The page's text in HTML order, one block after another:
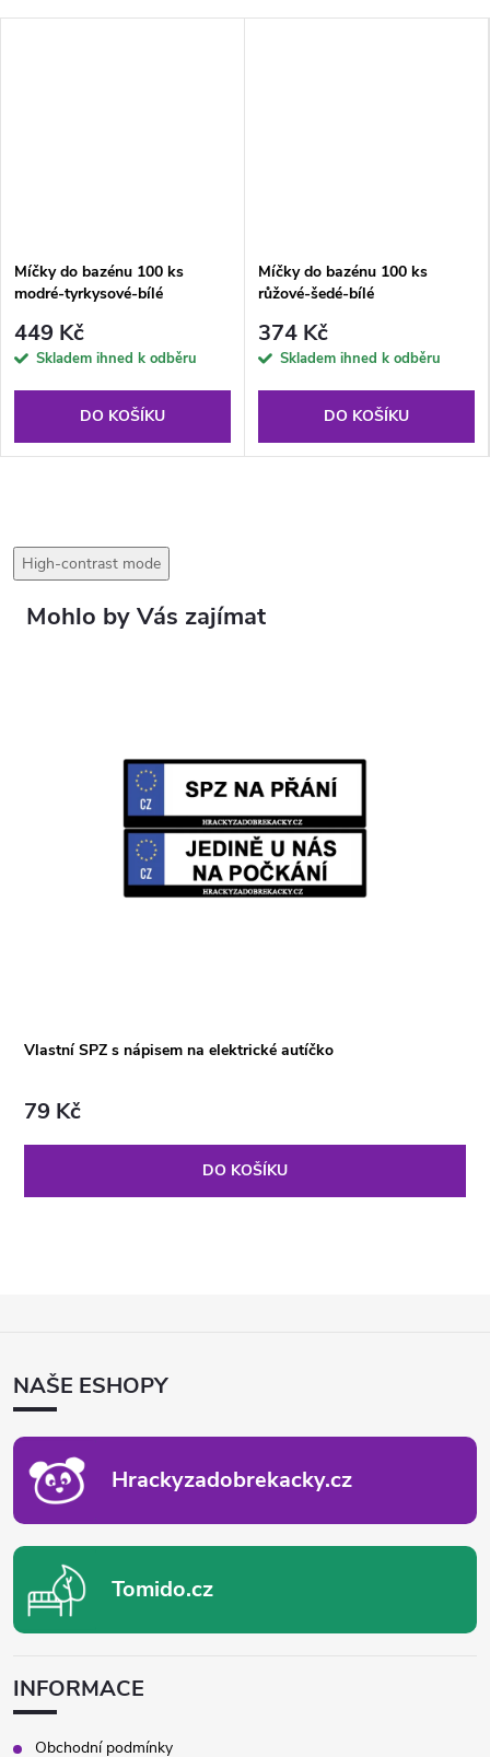
Míčky do bazénu 100 ks
modré-tyrkysové-bílé
449 Kč
Skladem ihned k odběru
DO KOŠÍKU
Míčky do bazénu 100 ks
růžové-šedé-bílé
374 Kč
Skladem ihned k odběru
DO KOŠÍKU
High-contrast mode
Vlastní SPZ s nápisem na elektrické autíčko
79 Kč
DO KOŠÍKU
ANAŠE ESHOPY
Hrackyzadobrekacky.cz
Tomido.cz
INFORMACE
Obchodní podmínky